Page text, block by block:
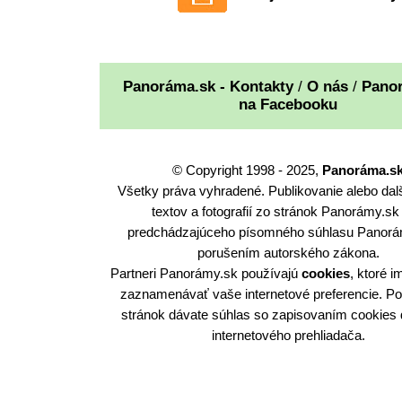
Panoráma.sk - Kontakty/ O nás/
na Facebooku
© Copyright 1998 - 2025,
Všetky práva vyhradené. Publikovanie alebo
textov a fotografií zo stránok
predchádzajúceho písomného súhlasu
porušením autorského zákona.
Partneri Panorámy.sk používajú cookies, ktoré
zaznamenávať vaše internetové preferencie.
stránok dávate súhlas so zapisovaním cookies
internetového prehliadača.